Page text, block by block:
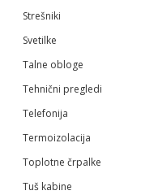
Strešniki
Svetilke
Talne obloge
Tehnični pregledi
Telefonija
Termoizolacija
Toplotne črpalke
Tuš kabine